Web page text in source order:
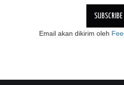
Email akan dikirim oleh